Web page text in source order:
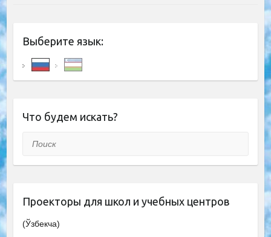
Выберите язык:
Что будем искать?
Поиск
Проекторы для школ и учебных центров
(Ўзбекча)